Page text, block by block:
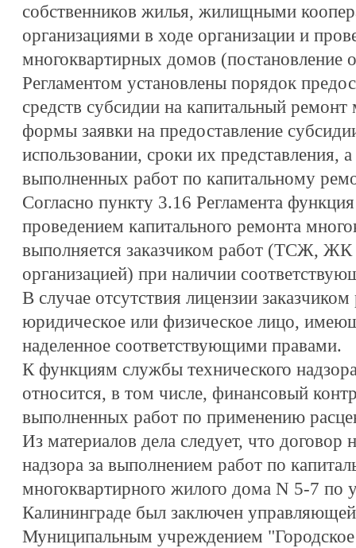
собственников жилья, жилищными
организациями в ходе организации и
многоквартирных домов (постановление
Регламентом установлены порядок
средств субсидии на капитальный
формы заявки на предоставление
использовании, сроки их представления,
выполненных работ по капитальному
Согласно пункту 3.16 Регламента
проведением капитального ремонта
выполняется заказчиком работ (ТСЖ,
организацией) при наличии
В случае отсутствия лицензии заказчиком
юридическое или физическое лицо,
наделенное соответствующими правами.
К функциям службы технического
относится, в том числе, финансовый
выполненных работ по применению
Из материалов дела следует, что договор
надзора за выполнением работ по
многоквартирного жилого дома N 5-7 по
Калининграде был заключен
Муниципальным учреждением "Городское